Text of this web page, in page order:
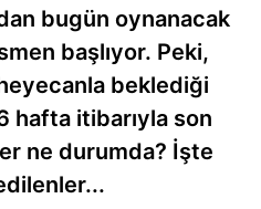
bugün oynanacak
başlıyor. Peki,
beklediği
hafta itibarıyla son
ne durumda? İşte